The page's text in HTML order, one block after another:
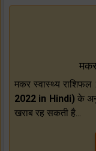
मकर स्वास्थ्य
2022 in Hindi) के
खराब रह सकती है...